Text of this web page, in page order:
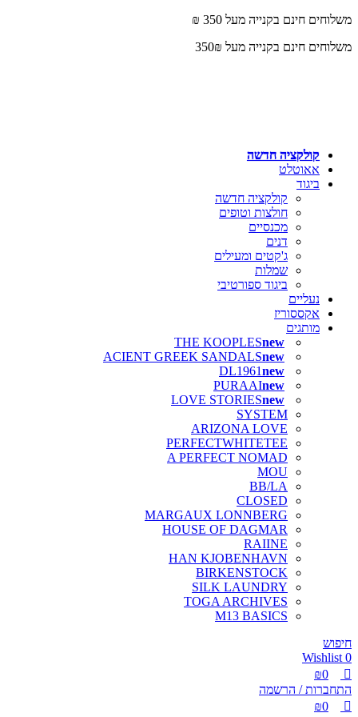
קולקציה חדשה
אאוטלט
ביגוד
קולקציה חדשה
חולצות וטופים
מכנסיים
דנים
ג'קטים ומעילים
שמלות
ביגוד ספורטיבי
נעליים
אקססוריז
מותגים
THE KOOPLES
ACIENT GREEK SANDALS
DL1961
PURAAI
LOVE STORIES
SYSTEM
ARIZONA LOVE
PERFECTWHITETEE
A PERFECT NOMAD
MOU
BB/LA
CLOSED
MARGAUX LONNBERG
HOUSE OF DAGMAR
RAIINE
HAN KJOBENHAVN
BIRKENSTOCK
SILK LAUNDRY
TOGA ARCHIVES
M13 BASICS
חיפוש
0
Wishlist
₪0
התחברות / הרשמה
₪0
משלוחים חינם בקנייה מעל 350 ₪
משלוחים חינם בקנייה מעל 350₪